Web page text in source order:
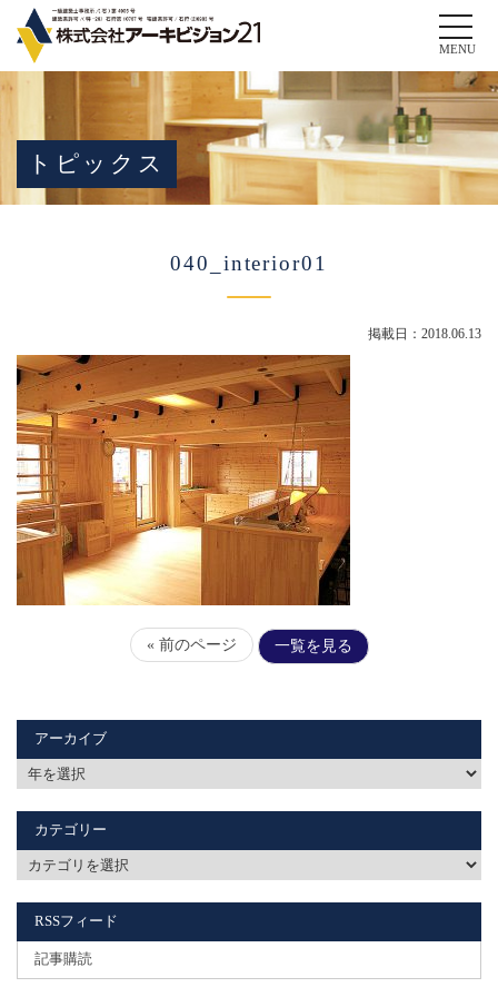
Toggle
MENU
トピックス
040_interior01
掲載日：2018.06.13
« 前のページ 一覧を見る
アーカイブ
カテゴリー
RSSフィード
記事購読